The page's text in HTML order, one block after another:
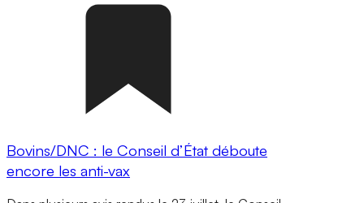
Bovins/DNC : le Conseil d’État déboute
encore les anti-vax